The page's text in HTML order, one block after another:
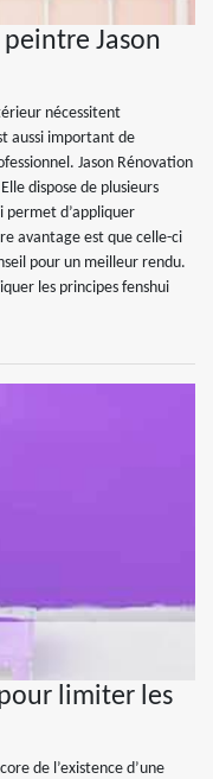
Jason
nécessitent
aussi important de
Jason Rénovation
dispose de plusieurs
permet d’appliquer
avantage est que celle-ci
pour un meilleur rendu.
les principes fenshui
limiter les
de l’existence d’une